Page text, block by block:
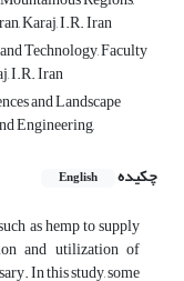
Karaj, I.R. Iran
Technology, Faculty
I.R. Iran
and Landscape
Engineering,
چکیده
English
as hemp to supply
and utilization of
In this study, some